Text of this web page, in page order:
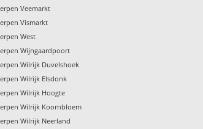
Veemarkt
Vismarkt
West
Wijngaardpoort
Wilrijk Duvelshoek
Wilrijk Elsdonk
Wilrijk Hoogte
Wilrijk Koornbloem
Wilrijk Neerland